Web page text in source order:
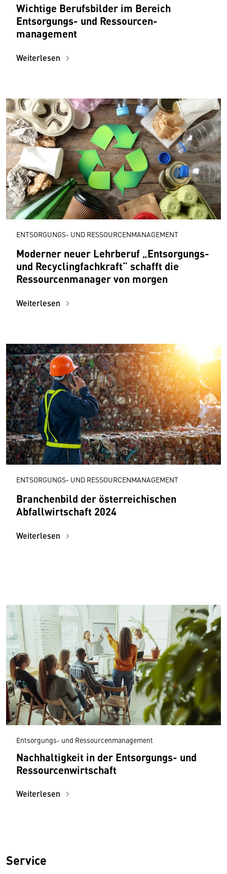
Wichtige Berufsbilder im Bereich
Entsorgungs- und Ressourcen­
management
Weiterlesen
ENTSORGUNGS- UND RESSOURCENMANAGEMENT
Moderner neuer Lehrberuf „Entsorgungs-
und Recyclingfachkraft“ schafft die
Ressourcenmanager von morgen
Weiterlesen
ENTSORGUNGS- UND RESSOURCENMANAGEMENT
Branchenbild der österreichischen
Abfallwirtschaft 2024
Weiterlesen
Entsorgungs- und Ressourcenmanagement
Nachhaltigkeit in der Entsorgungs- und
Ressourcen­wirtschaft
Weiterlesen
Service